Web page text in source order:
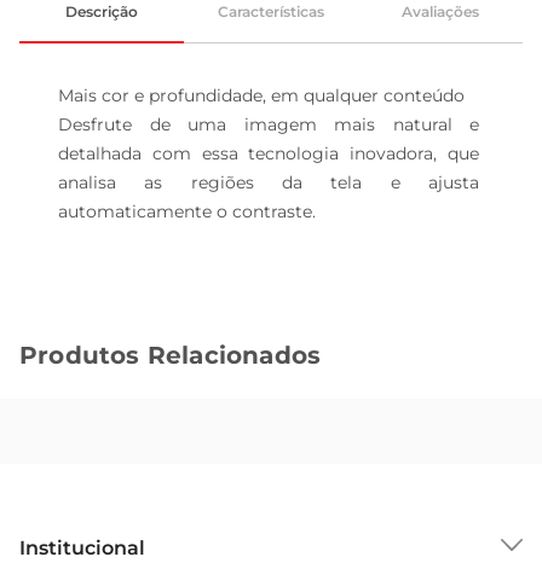
Descrição Características Avaliações
Mais cor e profundidade, em qualquer conteúdo
Desfrute de uma imagem mais natural e
detalhada com essa tecnologia inovadora, que
analisa as regiões da tela e ajusta
automaticamente o contraste.
Produtos Relacionados
Institucional